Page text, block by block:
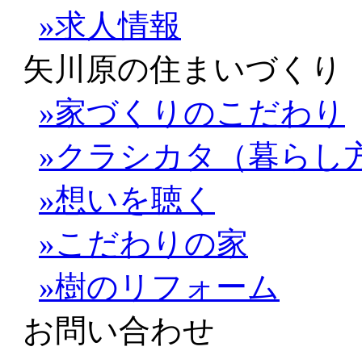
»求人情報
矢川原の住まいづくり
»家づくりのこだわり
»クラシカタ（暮らし
»想いを聴く
»こだわりの家
»樹のリフォーム
お問い合わせ